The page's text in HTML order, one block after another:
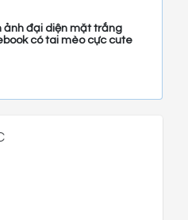
ảnh đại diện mặt trắng
có tai mèo cực cute